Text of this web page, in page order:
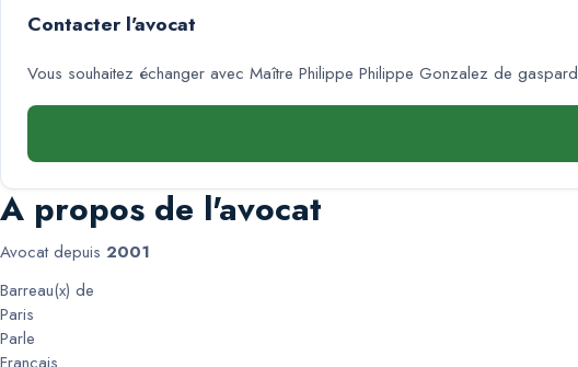
Contacter l'avocat
Vous souhaitez échanger avec Maître Philippe Philippe Gonzalez de gaspard
A propos de l'avocat
Avocat depuis 2001
Barreau(x) de
Paris
Parle